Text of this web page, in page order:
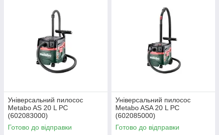
Універсальний пилосос
Metabo AS 20 L PC
(602083000)
Готово до відправки
Універсальний пилосос
Metabo ASA 20 L PC
(602085000)
Готово до відправки